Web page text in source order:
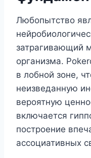
Любопытство
затрагивающий
организма.
в лобной зоне,
неизведанную
вероятную
включается
построение
ассоциативных